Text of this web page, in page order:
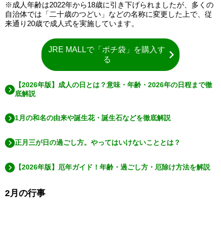
※成人年齢は2022年から18歳に引き下げられましたが、多くの
自治体では「二十歳のつどい」などの名称に変更した上で、従
来通り20歳で成人式を実施しています。
JRE MALLで「ポチ袋」を購入す
る
【2026年版】成人の日とは？意味・年齢・2026年の日程まで徹
底解説
1月の和名の由来や誕生花・誕生石などを徹底解説
正月三が日の過ごし方。やってはいけないこととは？
【2026年版】厄年ガイド！年齢・過ごし方・厄除け方法を解説
2月の行事